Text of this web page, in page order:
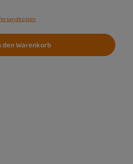
den Warenkorb